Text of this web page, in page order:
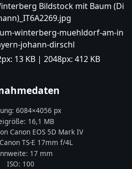
Bildstock mit Baum (Di
winterberg-muehldorf-am-in
johann-dirschl
13 KB| 2048px: 412 KB
6084×4056 px
16,1 MB
Canon EOS 5D Mark IV
Canon TS-E 17mm f/4L
17 mm
ISO: 100